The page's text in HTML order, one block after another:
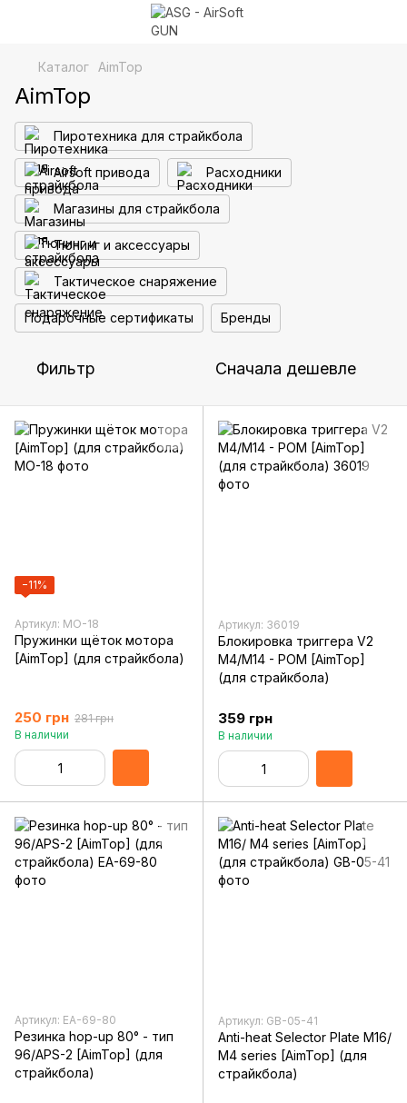
Каталог AimTop
AimTop
Пиротехника для страйкбола
Airsoft привода Расходники
Магазины для страйкбола
Тюнинг и аксессуары
Тактическое снаряжение
Подарочные сертификаты Бренды
Фильтр Сначала дешевле
−11%
Артикул: MO-18
Пружинки щёток мотора
[AimTop] (для страйкбола)
250 грн 281 грн
В наличии
Артикул: 36019
Блокировка триггера V2
M4/M14 - POM [AimTop]
(для страйкбола)
359 грн
В наличии
Артикул: EA-69-80
Резинка hop-up 80° - тип
96/APS-2 [AimTop] (для
страйкбола)
Артикул: GB-05-41
Anti-heat Selector Plate M16/
M4 series [AimTop] (для
страйкбола)